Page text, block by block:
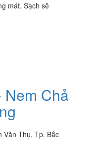
mát. Sạch sẽ
Nem Chả
Văn Thụ, Tp. Bắc